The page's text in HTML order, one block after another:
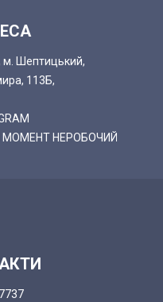
м. Шептицький,
113Б,
МОМЕНТ НЕРОБОЧИЙ